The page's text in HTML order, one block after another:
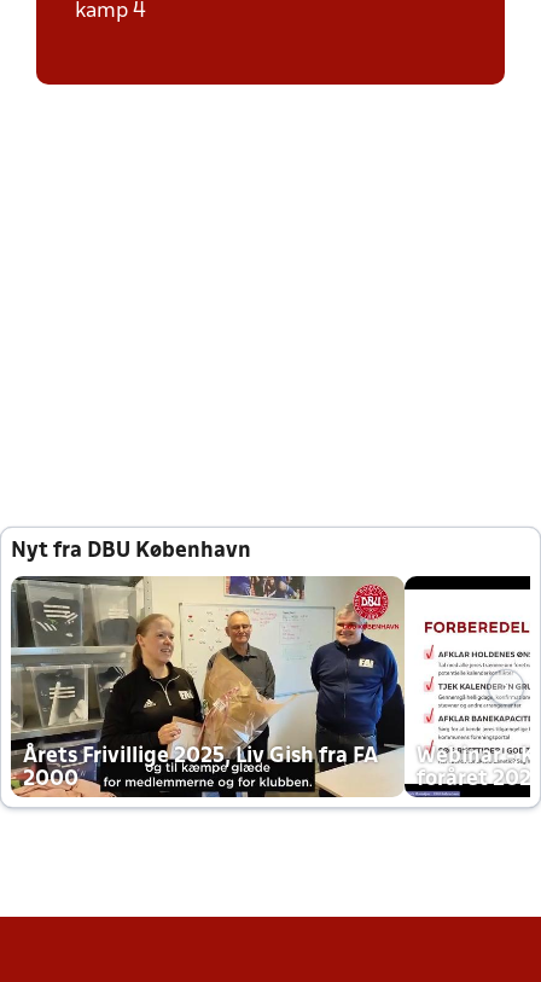
kamp 4
Nyt fra DBU København
Årets Frivillige 2025, Liv Gish fra FA
2000
Webinar -
foråret